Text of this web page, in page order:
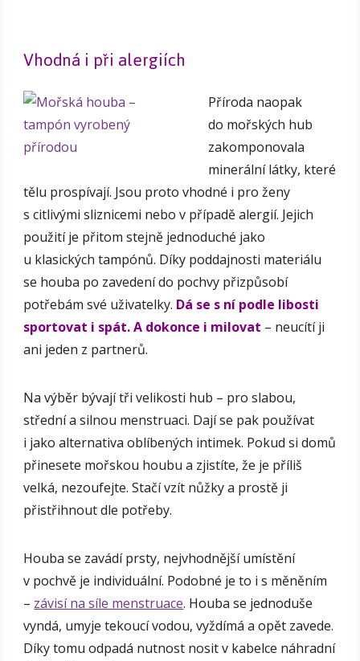
Vhodná i při alergiích
Příroda naopak
do mořských hub
zakomponovala
minerální látky, které
tělu prospívají. Jsou proto vhodné i pro ženy
s citlivými sliznicemi nebo v případě alergií. Jejich
použití je přitom stejně jednoduché jako
u klasických tampónů. Díky poddajnosti materiálu
se houba po zavedení do pochvy přizpůsobí
potřebám své uživatelky. Dá se s ní podle libosti
sportovat i spát. A dokonce i milovat – neucítí ji
ani jeden z partnerů.
Na výběr bývají tři velikosti hub – pro slabou,
střední a silnou menstruaci. Dají se pak používat
i jako alternativa oblíbených intimek. Pokud si domů
přinesete mořskou houbu a zjistíte, že je příliš
velká, nezoufejte. Stačí vzít nůžky a prostě ji
přistřihnout dle potřeby.
Houba se zavádí prsty, nejvhodnější umístění
v pochvě je individuální. Podobné je to i s měněním
– závisí na síle menstruace. Houba se jednoduše
vyndá, umyje tekoucí vodou, vyždímá a opět zavede.
Díky tomu odpadá nutnost nosit v kabelce náhradní